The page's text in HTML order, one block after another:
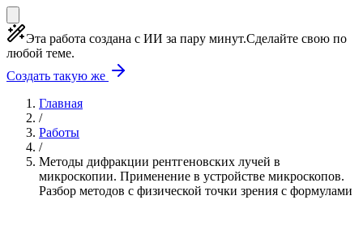
Эта работа создана с ИИ за пару минут.Сделайте свою по
любой теме.
Создать такую же
Главная
/
Работы
/
Методы дифракции рентгеновских лучей в
микроскопии. Применение в устройстве микроскопов.
Разбор методов с физической точки зрения с формулами